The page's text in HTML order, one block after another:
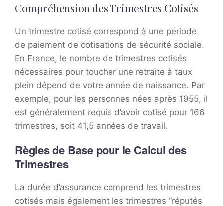
Compréhension des Trimestres Cotisés
Un trimestre cotisé correspond à une période
de paiement de cotisations de sécurité sociale.
En France, le nombre de trimestres cotisés
nécessaires pour toucher une retraite à taux
plein dépend de votre année de naissance. Par
exemple, pour les personnes nées après 1955, il
est généralement requis d’avoir cotisé pour 166
trimestres, soit 41,5 années de travail.
Règles de Base pour le Calcul des
Trimestres
La durée d’assurance comprend les trimestres
cotisés mais également les trimestres “réputés